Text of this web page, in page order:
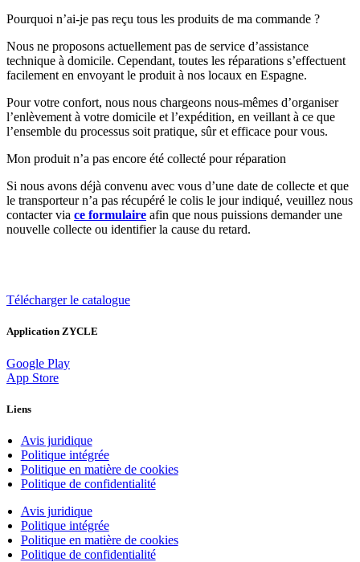
Pourquoi n’ai-je pas reçu tous les produits de ma commande ?
Nous ne proposons actuellement pas de service d’assistance
technique à domicile. Cependant, toutes les réparations s’effectuent
facilement en envoyant le produit à nos locaux en Espagne.
Pour votre confort, nous nous chargeons nous-mêmes d’organiser
l’enlèvement à votre domicile et l’expédition, en veillant à ce que
l’ensemble du processus soit pratique, sûr et efficace pour vous.
Mon produit n’a pas encore été collecté pour réparation
Si nous avons déjà convenu avec vous d’une date de collecte et que
le transporteur n’a pas récupéré le colis le jour indiqué, veuillez nous
contacter via ce formulaire afin que nous puissions demander une
nouvelle collecte ou identifier la cause du retard.
Télécharger le catalogue
Application ZYCLE
Google Play
App Store
Liens
Avis juridique
Politique intégrée
Politique en matière de cookies
Politique de confidentialité
Avis juridique
Politique intégrée
Politique en matière de cookies
Politique de confidentialité